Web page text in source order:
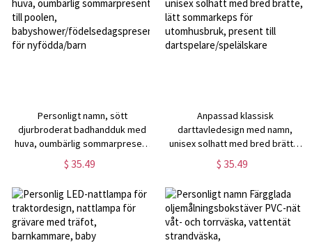
Personligt namn, sött
djurbroderat badhandduk med
huva, oumbärlig sommarpresent
till poolen,
babyshower/födelsedagspresent
$ 35.49
Anpassad klassisk
darttavledesign med namn,
unisex solhatt med bred brätte,
lätt sommarkeps för
utomhusbruk, present till
$ 35.49